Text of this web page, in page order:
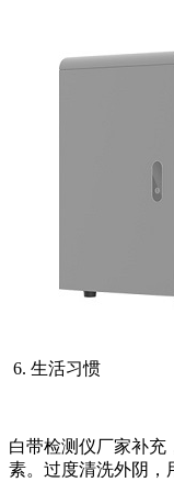
6. 生活习惯
白带检测仪厂家补充
素。过度清洗外阴，